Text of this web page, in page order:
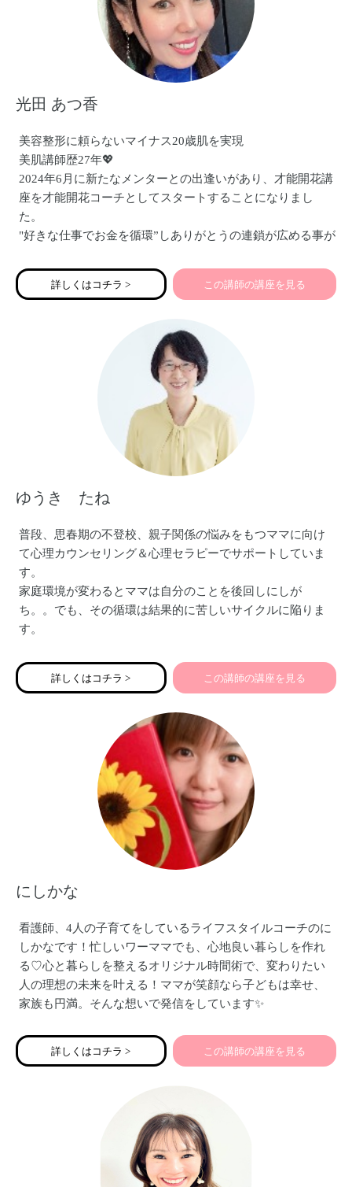
光田 あつ香
美容整形に頼らないマイナス20歳肌を実現
美肌講師歴27年💖
2024年6月に新たなメンターとの出逢いがあり、才能開花講
座を才能開花コーチとしてスタートすることになりまし
た。
"好きな仕事でお金を循環”しありがとうの連鎖が広める事が
"好きな仕事でお金を稼ぐ"
一人、一人が輝くと地球波動が高まります。
夢実現講座「才能開花光座」を個人セッションで募集して
詳しくはコチラ > この講師の講座を見る
ゆうき たね
普段、思春期の不登校、親子関係の悩みをもつママに向け
て心理カウンセリング＆心理セラピーでサポートしていま
す。
家庭環境が変わるとママは自分のことを後回しにしが
ち。。でも、その循環は結果的に苦しいサイクルに陥りま
す。
視点と順番があるということ。
子どももママも笑顔になる。ママのやりたいを叶える講座
詳しくはコチラ > この講師の講座を見る
にしかな
看護師、4人の子育てをしているライフスタイルコーチのに
しかなです！忙しいワーママでも、心地良い暮らしを作れ
る♡心と暮らしを整えるオリジナル時間術で、変わりたい
人の理想の未来を叶える！ママが笑顔なら子どもは幸せ、
家族も円満。そんな想いで発信をしています✨
詳しくはコチラ > この講師の講座を見る